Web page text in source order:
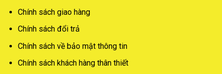
Chính sách giao hàng
Chính sách đổi trả
Chính sách về bảo mật thông tin
Chính sách khách hàng thân thiết